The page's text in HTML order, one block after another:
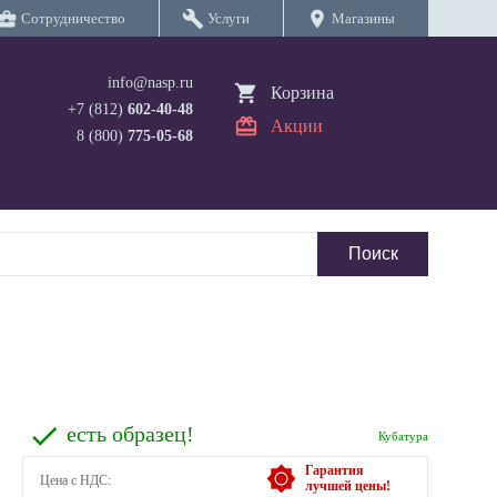
Сотрудничество build Услуги location_on Магазины
info@nasp.ru
+7 (812) 602-40-48
8 (800) 775-05-68
Корзина
Акции
Кубатура
есть образец!
Гарантия
лучшей цены!
Цена с НДС: